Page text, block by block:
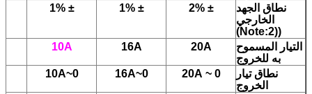
نطاق الجهد
الخارجي
((Note:2)
± 2%
± 1%
± 1%
التيار المسموح
به للخروج
20A
16A
10A
نطاق تيار
الخروج
0 ~ 20A
0~16A
0~10A